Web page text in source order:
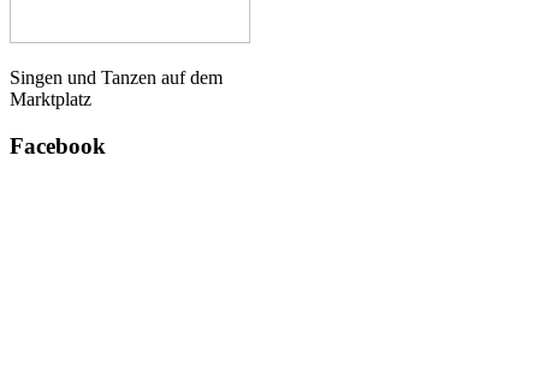
Singen und Tanzen auf dem
Marktplatz
Facebook